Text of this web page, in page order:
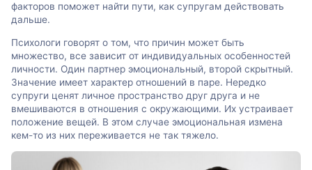
факторов поможет найти пути, как супругам действовать
дальше.
Психологи говорят о том, что причин может быть
множество, все зависит от индивидуальных особенностей
личности. Один партнер эмоциональный, второй скрытный.
Значение имеет характер отношений в паре. Нередко
супруги ценят личное пространство друг друга и не
вмешиваются в отношения с окружающими. Их устраивает
положение вещей. В этом случае эмоциональная измена
кем-то из них переживается не так тяжело.